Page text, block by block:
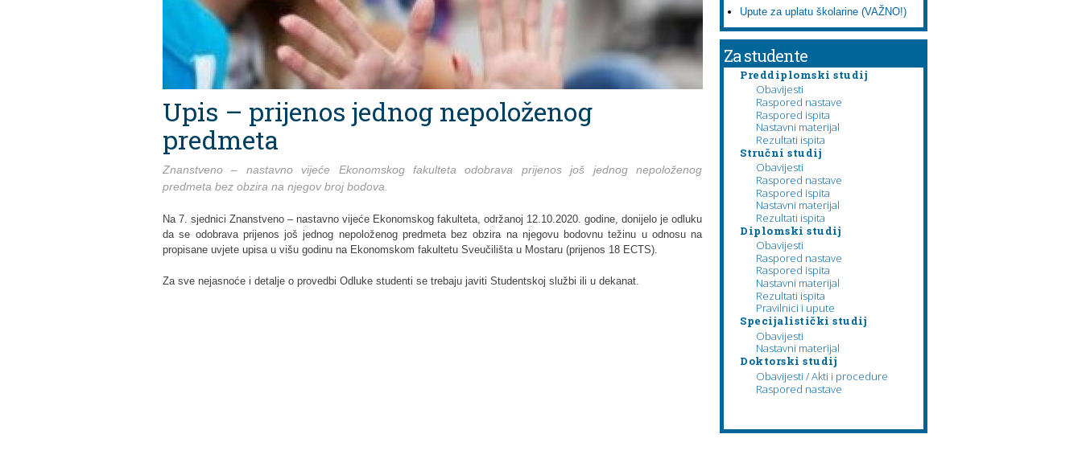
Upis – prijenos jednog nepoloženog
predmeta
Znanstveno – nastavno vijeće Ekonomskog fakulteta odobrava prijenos još jednog nepoloženog
predmeta bez obzira na njegov broj bodova.
Na 7. sjednici Znanstveno – nastavno vijeće Ekonomskog fakulteta, održanoj 12.10.2020. godine, donijelo je odluku
da se odobrava prijenos još jednog nepoloženog predmeta bez obzira na njegovu bodovnu težinu u odnosu na
propisane uvjete upisa u višu godinu na Ekonomskom fakultetu Sveučilišta u Mostaru (prijenos 18 ECTS).
Za sve nejasnoće i detalje o provedbi Odluke studenti se trebaju javiti Studentskoj službi ili u dekanat.
Upute za uplatu školarine (VAŽNO!)
Za studente
Preddiplomski studij
Obavijesti
Raspored nastave
Raspored ispita
Nastavni materijal
Rezultati ispita
Stručni studij
Obavijesti
Raspored nastave
Raspored ispita
Nastavni materijal
Rezultati ispita
Diplomski studij
Obavijesti
Raspored nastave
Raspored ispita
Nastavni materijal
Rezultati ispita
Pravilnici i upute
Specijalistički studij
Obavijesti
Nastavni materijal
Doktorski studij
Obavijesti / Akti i procedure
Raspored nastave